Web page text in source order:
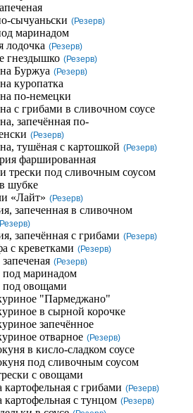
сычуаньски (Резерв)
маринадом
лодочка (Резерв)
гнездышко (Резерв)
Буржуа (Резерв)
куропатка
по-немецки
с грибами в сливочном соусе
запечённая по-
(Резерв)
тушёная с картошкой (Резерв)
фаршированная
трески под сливочным соусом
шубке
«Лайт» (Резерв)
запеченная в сливочном
запечённая с грибами (Резерв)
с креветками (Резерв)
(Резерв)
под маринадом
под овощами
"Пармеджано"
в сырной корочке
запечённое
отварное (Резерв)
в кисло-сладком соусе
под сливочным соусом
с овощами
с грибами (Резерв)
с тунцом (Резерв)